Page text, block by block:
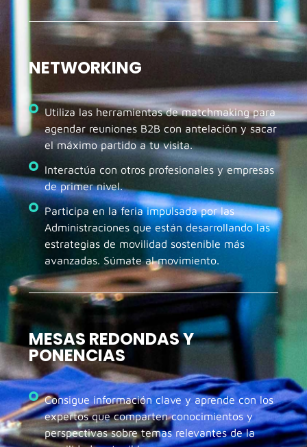
NETWORKING
Utiliza las herramientas de matchmaking para
agendar reuniones B2B con antelación y sacar
el máximo partido a tu visita.
Interactúa con otros profesionales y empresas
de primer nivel.
Participa en la feria impulsada por las
Administraciones que están desarrollando las
estrategias de movilidad sostenible más
avanzadas. Súmate al movimiento.
MESAS REDONDAS Y
PONENCIAS
Consigue información clave y aprende con los
expertos que comparten conocimientos y
perspectivas sobre temas relevantes de la